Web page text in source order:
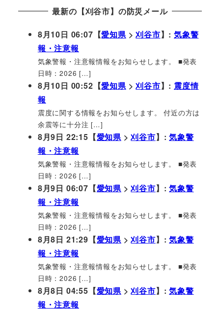
最新の【刈谷市】の防災メール
8月10日 06:07【愛知県>刈谷市】:気象警
報・注意報
気象警報・注意報情報をお知らせします。 ■発表
日時：2026 […]
8月10日 00:52【愛知県>刈谷市】: 震度情
報
震度に関する情報をお知らせします。 付近の方は
余震等に十分注 […]
8月9日 22:15【愛知県 >刈谷市】:気象警
報・注意報
気象警報・注意報情報をお知らせします。 ■発表
日時：2026 […]
8月9日 06:07【愛知県 >刈谷市】:気象警
報・注意報
気象警報・注意報情報をお知らせします。 ■発表
日時：2026 […]
8月8日 21:29【愛知県 >刈谷市】:気象警
報・注意報
気象警報・注意報情報をお知らせします。 ■発表
日時：2026 […]
8月8日 04:55【愛知県 >刈谷市】:気象警
報・注意報